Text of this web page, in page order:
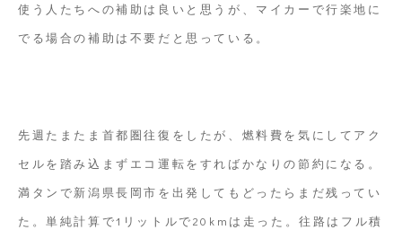
へ
使う人たちへの補助は良いと思うが、マイカーで行楽地に
でる場合の補助は不要だと思っている。
先週たまたま首都圏往復をしたが、燃料費を気にしてアク
セルを踏み込まずエコ運転をすればかなりの節約になる。
満タンで新潟県長岡市を出発してもどったらまだ残ってい
た。単純計算で1リットルで20kmは走った。往路はフル積